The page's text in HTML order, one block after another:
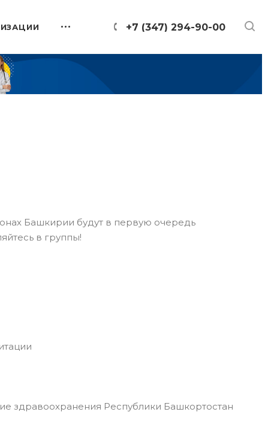
+7 (347) 294-90-00
Башкирии будут в первую очередь
в группы!
здравоохранения Республики Башкортостан